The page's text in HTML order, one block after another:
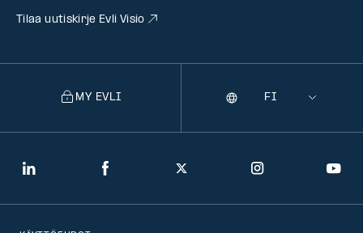
Tilaa uutiskirje Evli Visio
LinkedIn Facebook Twitter Instagram
MY EVLI
Selecting
Kieli